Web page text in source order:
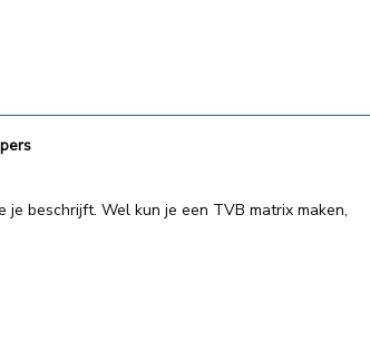
je beschrijft. Wel kun je een TVB matrix maken,